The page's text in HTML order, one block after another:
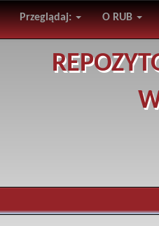
Przeglądaj: O RUB